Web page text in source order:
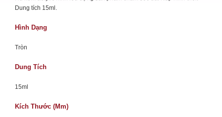
Dung tích 15ml.
Hình Dạng
Tròn
Dung Tích
15ml
Kích Thước (mm)